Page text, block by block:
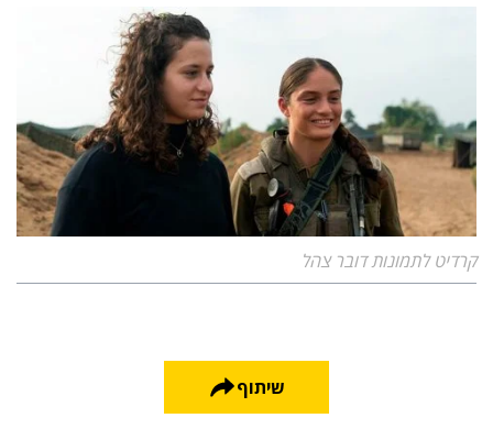
קרדיט לתמונות דובר צהל
שיתוף